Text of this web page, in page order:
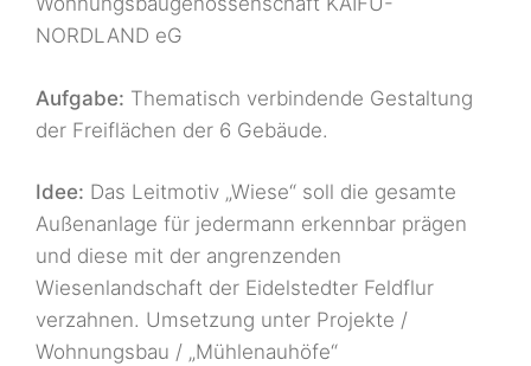
NORDLAND eG
Aufgabe: Thematisch verbindende Gestaltung
der Freiflächen der 6 Gebäude.
Idee: Das Leitmotiv „Wiese“ soll die gesamte
Außenanlage für jedermann erkennbar prägen
und diese mit der angrenzenden
Wiesenlandschaft der Eidelstedter Feldflur
verzahnen. Umsetzung unter Projekte /
Wohnungsbau / „Mühlenauhöfe“